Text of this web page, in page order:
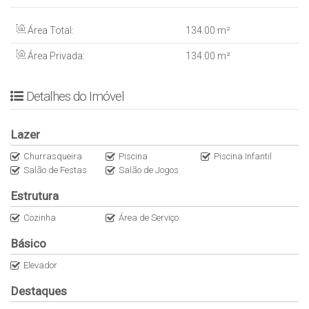
INFORMÇÕES ADICIONAIS
– Área Privativa: 134 m² aprox.
– Condomínio: R$ 950,00
– ⁠Entregue em: Nov/25
– Forma de visita: Marcar com antecedência, zeladora abre o apto
Área Total: 134 .00 m²
Área Privada: 134 .00 m²
Detalhes do Imóvel
Lazer
Churrasqueira Piscina
Piscina Infantil
Salão de Festas
Salão de Jogos
Estrutura
Cozinha Área de Serviço
Básico
Elevador
Destaques